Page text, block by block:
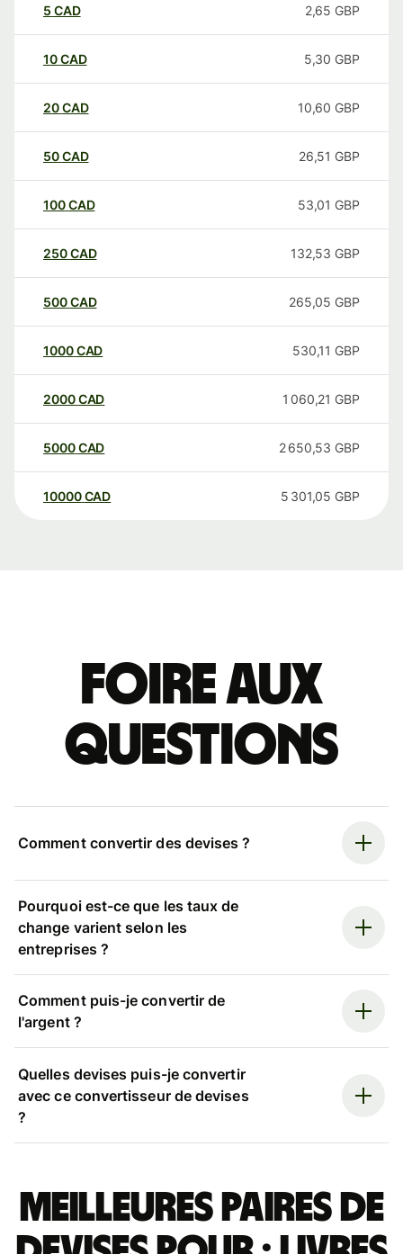
5 CAD 2,65 GBP
10CAD 5,30 GBP
20CAD 10,60 GBP
50CAD 26,51 GBP
100CAD 53,01 GBP
250CAD 132,53 GBP
500CAD 265,05 GBP
1000CAD 530,11 GBP
2000CAD 1 060,21 GBP
5000CAD 2 650,53 GBP
10000 CAD 5 301,05 GBP
Foire aux
questions
Comment convertir des devises ?
Pourquoi est-ce que les taux de
change varient selon les
entreprises ?
Comment puis-je convertir de
l'argent ?
Quelles devises puis-je convertir
avec ce convertisseur de devises
?
Meilleures paires de